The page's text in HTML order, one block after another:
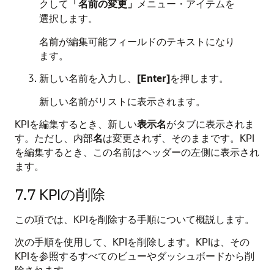
クして 「名前の変更」 メニュー・アイテムを
選択します。
名前が編集可能フィールドのテキストになり
ます。
新しい名前を入力し、 [Enter]を押します。
新しい名前がリストに表示されます。
KPIを編集するとき、新しい表示名がタブに表示されま
す。ただし、内部名は変更されず、そのままです。KPI
を編集するとき、この名前はヘッダーの左側に表示され
ます。
7.7 KPIの削除
この項では、KPIを削除する手順について概説します。
次の手順を使用して、KPIを削除します。KPIは、その
KPIを参照するすべてのビューやダッシュボードから削